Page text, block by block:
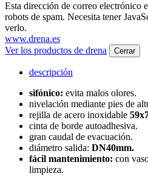
Esta dirección de correo electrónico
robots de spam. Necesita tener
verlo.
www.drena.es
Ver los productos de drena
Cerrar
descripción
sifónico: evita malos olores.
nivelación mediante pies de
rejilla de acero inoxidable
cinta de borde autoadhesiva.
gran caudal de evacuación.
diámetro salida: DN40mm.
fácil mantenimiento: con
limpieza.